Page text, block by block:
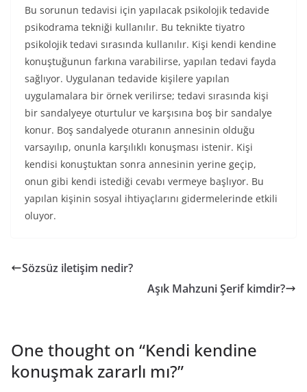
Bu sorunun tedavisi için yapılacak psikolojik tedavide
psikodrama tekniği kullanılır. Bu teknikte tiyatro
psikolojik tedavi sırasında kullanılır. Kişi kendi kendine
konuştuğunun farkına varabilirse, yapılan tedavi fayda
sağlıyor. Uygulanan tedavide kişilere yapılan
uygulamalara bir örnek verilirse; tedavi sırasında kişi
bir sandalyeye oturtulur ve karşısına boş bir sandalye
konur. Boş sandalyede oturanın annesinin olduğu
varsayılıp, onunla karşılıklı konuşması istenir. Kişi
kendisi konuştuktan sonra annesinin yerine geçip,
onun gibi kendi istediği cevabı vermeye başlıyor. Bu
yapılan kişinin sosyal ihtiyaçlarını gidermelerinde etkili
oluyor.
Sözsüz iletişim nedir?
Aşık Mahzuni Şerif kimdir?
One thought on “Kendi kendine
konuşmak zararlı mı?”